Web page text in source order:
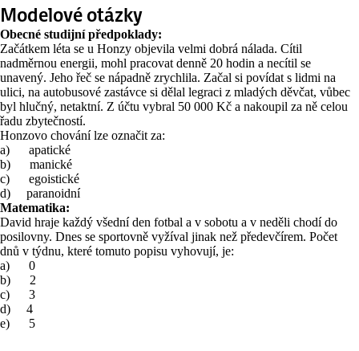
Modelové otázky
Obecné studijní předpoklady:
Začátkem léta se u Honzy objevila velmi dobrá nálada. Cítil
nadměrnou energii, mohl pracovat denně 20 hodin a necítil se
unavený. Jeho řeč se nápadně zrychlila. Začal si povídat s lidmi na
ulici, na autobusové zastávce si dělal legraci z mladých děvčat, vůbec
byl hlučný, netaktní. Z účtu vybral 50 000 Kč a nakoupil za ně celou
řadu zbytečností.
Honzovo chování lze označit za:
a) apatické
b) manické
c) egoistické
d) paranoidní
Matematika:
David hraje každý všední den fotbal a v sobotu a v neděli chodí do
posilovny. Dnes se sportovně vyžíval jinak než předevčírem. Počet
dnů v týdnu, které tomuto popisu vyhovují, je:
a) 0
b) 2
c) 3
d) 4
e) 5